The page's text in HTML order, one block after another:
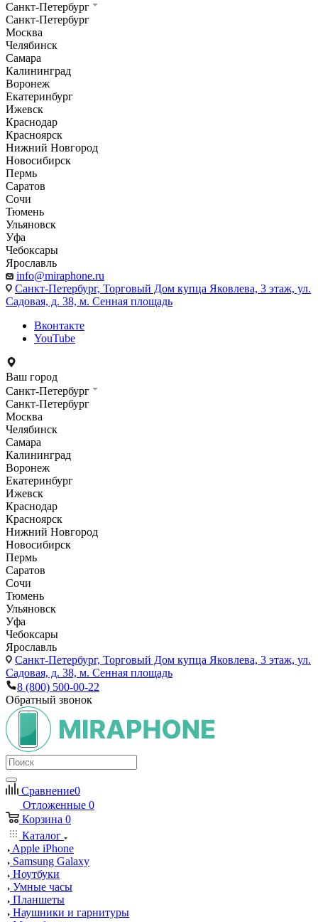
Санкт-Петербург
Санкт-Петербург
Москва
Челябинск
Самара
Калининград
Воронеж
Екатеринбург
Ижевск
Краснодар
Красноярск
Нижний Новгород
Новосибирск
Пермь
Саратов
Сочи
Тюмень
Ульяновск
Уфа
Чебоксары
Ярославль
info@miraphone.ru
Санкт-Петербург, Торговый Дом купца Яковлева, 3 этаж, ул.
Садовая, д. 38, м. Сенная площадь
Вконтакте
YouTube
Ваш город
Санкт-Петербург
Санкт-Петербург
Москва
Челябинск
Самара
Калининград
Воронеж
Екатеринбург
Ижевск
Краснодар
Красноярск
Нижний Новгород
Новосибирск
Пермь
Саратов
Сочи
Тюмень
Ульяновск
Уфа
Чебоксары
Ярославль
Санкт-Петербург, Торговый Дом купца Яковлева, 3 этаж, ул.
Садовая, д. 38, м. Сенная площадь
8 (800) 500-00-22
Обратный звонок
Сравнение0
Отложенные 0
Корзина 0
Каталог
Apple iPhone
Samsung Galaxy
Ноутбуки
Умные часы
Планшеты
Наушники и гарнитуры